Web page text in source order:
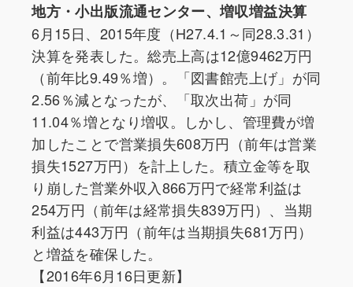
地方・小出版流通センター、増収増益決算
6月15日、2015年度（H27.4.1～同28.3.31）
決算を発表した。総売上高は12億9462万円
（前年比9.49％増）。「図書館売上げ」が同
2.56％減となったが、「取次出荷」が同
11.04％増となり増収。しかし、管理費が増
加したことで営業損失608万円（前年は営業
損失1527万円）を計上した。積立金等を取
り崩した営業外収入866万円で経常利益は
254万円（前年は経常損失839万円）、当期
利益は443万円（前年は当期損失681万円）
と増益を確保した。
【2016年6月16日更新】